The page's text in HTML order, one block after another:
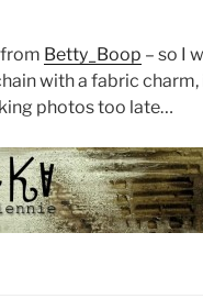
Betty_Boop – so I
with a fabric
photos too late…